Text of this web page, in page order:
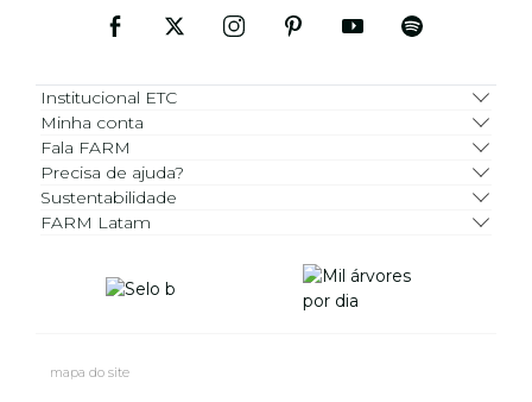
Institucional ETC
Minha conta
Fala FARM
Precisa de ajuda?
Sustentabilidade
FARM Latam
mapa do site